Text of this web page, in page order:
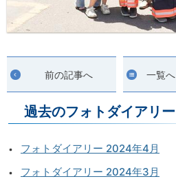
前の記事へ 一覧へ
過去のフォトダイアリー
フォトダイアリー 2024年4月
フォトダイアリー 2024年3月